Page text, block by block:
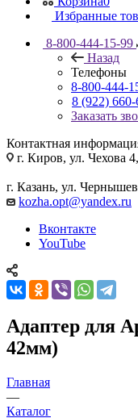
Избранные
8-800-444-15-99
Назад
Телефоны
8-800-444-
8 (922)
Заказать
Контактная
г. Киров, ул. Чехова
г. Казань, ул.
kozha.opt@yandex.ru
Вконтакте
YouTube
Адаптер для
42мм)
Главная
—
Каталог